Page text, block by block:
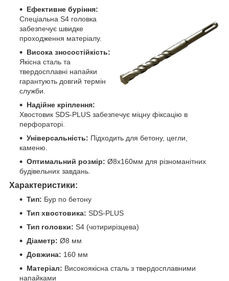
Ефективне буріння:
Спеціальна S4 головка
забезпечує швидке
проходження матеріалу.
Висока зносостійкість:
Якісна сталь та
твердосплавні напайки
гарантують довгий термін
служби.
Надійне кріплення:
Хвостовик SDS-PLUS забезпечує міцну фіксацію в
перфораторі.
Універсальність: Підходить для бетону, цегли,
каменю.
Оптимальний розмір: Ø8х160мм для різноманітних
будівельних завдань.
Характеристики:
Тип: Бур по бетону
Тип хвостовика: SDS-PLUS
Тип головки: S4 (чотирирізцева)
Діаметр: Ø8 мм
Довжина: 160 мм
Матеріал: Високоякісна сталь з твердосплавними
напайками